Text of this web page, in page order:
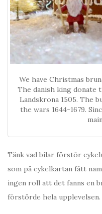
We have Christmas
The danish king donate
Landskrona 1505. The
the wars 1644-1679.
Tänk vad bilar förstör
som på cykelkartan fått
ingen roll att det fanns en
förstörde hela upplevelsen.